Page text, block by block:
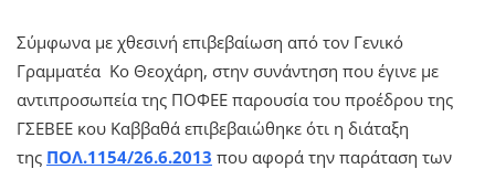
Σύμφωνα με χθεσινή επιβεβαίωση από τον Γενικό
Γραμματέα Κο Θεοχάρη, στην συνάντηση που έγινε με
αντιπροσωπεία της ΠΟΦΕΕ παρουσία του προέδρου της
ΓΣΕΒΕΕ κου Καββαθά επιβεβαιώθηκε ότι η διάταξη
της ΠΟΛ.1154/26.6.2013 που αφορά την παράταση των